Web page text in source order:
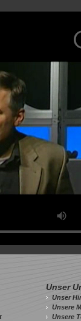
Unser
Unser
Unsere
Unsere